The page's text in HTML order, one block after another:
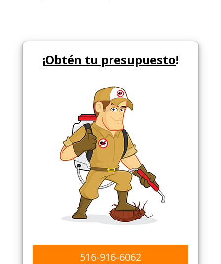
¡Obtén tu presupuesto!
516-916-6062